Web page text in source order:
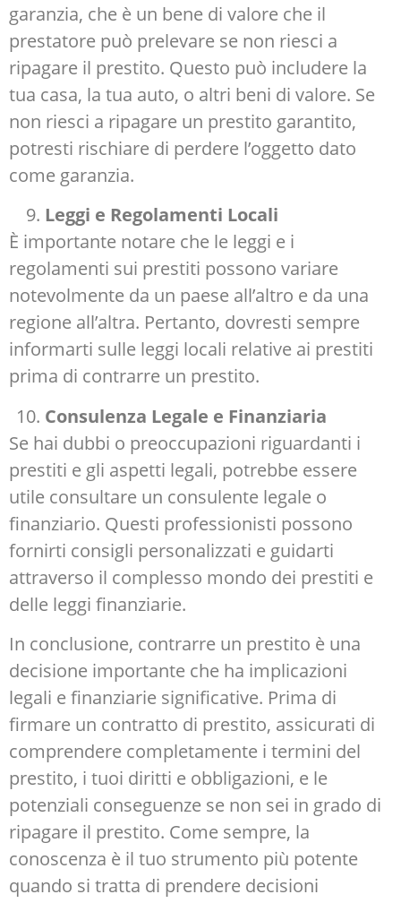
garanzia, che è un bene di valore che il
prestatore può prelevare se non riesci a
ripagare il prestito. Questo può includere la
tua casa, la tua auto, o altri beni di valore. Se
non riesci a ripagare un prestito garantito,
potresti rischiare di perdere l’oggetto dato
come garanzia.
Leggi e Regolamenti Locali
È importante notare che le leggi e i
regolamenti sui prestiti possono variare
notevolmente da un paese all’altro e da una
regione all’altra. Pertanto, dovresti sempre
informarti sulle leggi locali relative ai prestiti
prima di contrarre un prestito.
Consulenza Legale e Finanziaria
Se hai dubbi o preoccupazioni riguardanti i
prestiti e gli aspetti legali, potrebbe essere
utile consultare un consulente legale o
finanziario. Questi professionisti possono
fornirti consigli personalizzati e guidarti
attraverso il complesso mondo dei prestiti e
delle leggi finanziarie.
In conclusione, contrarre un prestito è una
decisione importante che ha implicazioni
legali e finanziarie significative. Prima di
firmare un contratto di prestito, assicurati di
comprendere completamente i termini del
prestito, i tuoi diritti e obbligazioni, e le
potenziali conseguenze se non sei in grado di
ripagare il prestito. Come sempre, la
conoscenza è il tuo strumento più potente
quando si tratta di prendere decisioni